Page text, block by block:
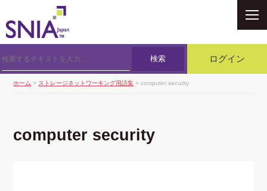
検索 ログイン
ホーム > ストレージネットワーキング用語集 > computer security
computer security